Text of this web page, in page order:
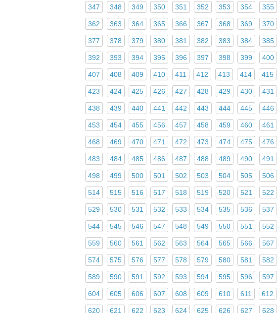
347 348 349 350 351 352 353 354 355
362 363 364 365 366 367 368 369 370
377 378 379 380 381 382 383 384 385
392 393 394 395 396 397 398 399 400
407 408 409 410 411 412 413 414 415
423 424 425 426 427 428 429 430 431
438 439 440 441 442 443 444 445 446
453 454 455 456 457 458 459 460 461
468 469 470 471 472 473 474 475 476
483 484 485 486 487 488 489 490 491
498 499 500 501 502 503 504 505 506
514 515 516 517 518 519 520 521 522
529 530 531 532 533 534 535 536 537
544 545 546 547 548 549 550 551 552
559 560 561 562 563 564 565 566 567
574 575 576 577 578 579 580 581 582
589 590 591 592 593 594 595 596 597
604 605 606 607 608 609 610 611 612
620 621 622 623 624 625 626 627 628